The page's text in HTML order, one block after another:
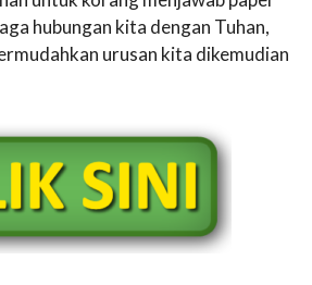
hubungan kita dengan Tuhan,
urusan kita dikemudian